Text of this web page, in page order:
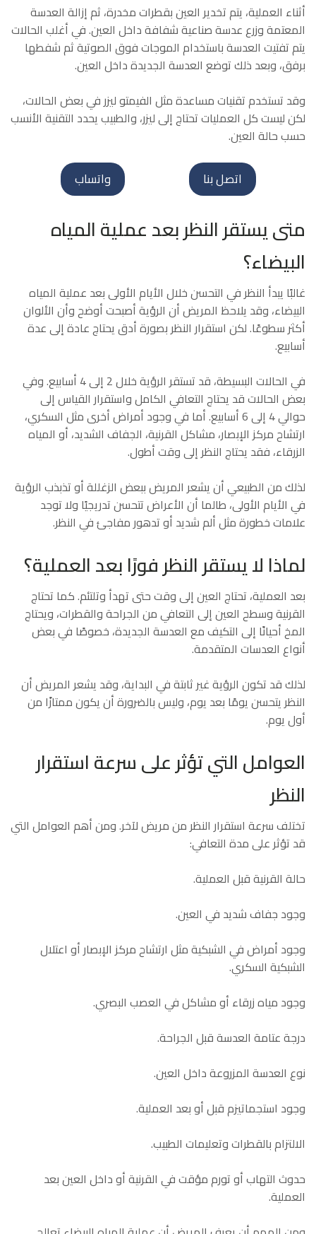
أثناء العملية، يتم تخدير العين بقطرات مخدرة، ثم إزالة العدسة
المعتمة وزرع عدسة صناعية شفافة داخل العين. في أغلب الحالات
يتم تفتيت العدسة باستخدام الموجات فوق الصوتية ثم شفطها
برفق، وبعد ذلك توضع العدسة الجديدة داخل العين.
وقد تستخدم تقنيات مساعدة مثل الفيمتو ليزر في بعض الحالات،
لكن ليست كل العمليات تحتاج إلى ليزر، والطبيب يحدد التقنية الأنسب
حسب حالة العين.
اتصل بنا واتساب
متى يستقر النظر بعد عملية المياه
البيضاء؟
غالبًا يبدأ النظر في التحسن خلال الأيام الأولى بعد عملية المياه
البيضاء، وقد يلاحظ المريض أن الرؤية أصبحت أوضح وأن الألوان
أكثر سطوعًا. لكن استقرار النظر بصورة أدق يحتاج عادة إلى عدة
أسابيع.
في الحالات البسيطة، قد تستقر الرؤية خلال 2 إلى 4 أسابيع. وفي
بعض الحالات قد يحتاج التعافي الكامل واستقرار القياس إلى
حوالي 4 إلى 6 أسابيع. أما في وجود أمراض أخرى مثل السكري،
ارتشاح مركز الإبصار، مشاكل القرنية، الجفاف الشديد، أو المياه
الزرقاء، فقد يحتاج النظر إلى وقت أطول.
لذلك من الطبيعي أن يشعر المريض ببعض الزغللة أو تذبذب الرؤية
في الأيام الأولى، طالما أن الأعراض تتحسن تدريجيًا ولا توجد
علامات خطورة مثل ألم شديد أو تدهور مفاجئ في النظر.
لماذا لا يستقر النظر فورًا بعد العملية؟
بعد العملية، تحتاج العين إلى وقت حتى تهدأ وتلتئم. كما تحتاج
القرنية وسطح العين إلى التعافي من الجراحة والقطرات، ويحتاج
المخ أحيانًا إلى التكيف مع العدسة الجديدة، خصوصًا في بعض
أنواع العدسات المتقدمة.
لذلك قد تكون الرؤية غير ثابتة في البداية، وقد يشعر المريض أن
النظر يتحسن يومًا بعد يوم، وليس بالضرورة أن يكون ممتازًا من
أول يوم.
العوامل التي تؤثر على سرعة استقرار
النظر
تختلف سرعة استقرار النظر من مريض لآخر. ومن أهم العوامل التي
قد تؤثر على مدة التعافي:
حالة القرنية قبل العملية.
وجود جفاف شديد في العين.
وجود أمراض في الشبكية مثل ارتشاح مركز الإبصار أو اعتلال
الشبكية السكري.
وجود مياه زرقاء أو مشاكل في العصب البصري.
درجة عتامة العدسة قبل الجراحة.
نوع العدسة المزروعة داخل العين.
وجود استجماتيزم قبل أو بعد العملية.
الالتزام بالقطرات وتعليمات الطبيب.
حدوث التهاب أو تورم مؤقت في القرنية أو داخل العين بعد
العملية.